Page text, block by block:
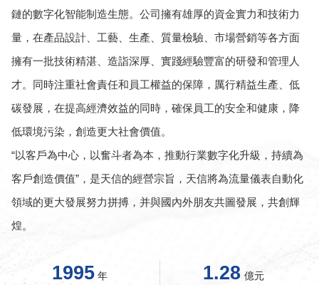
鏈的數字化智能制造生態。公司擁有雄厚的資金實力和技術力
量，在產品設計、工藝、生產、質量檢驗、市場營銷等各方面
擁有一批技術精湛、造詣深厚、實踐經驗豐富的研發和管理人
才。同時注重社會責任和員工權益的保障，厲行精益生產、低
碳發展，在提高經濟效益的同時，確保員工的安全和健康，降
低環境污染，創造更大社會價值。
“以客戶為中心，以奮斗者為本，推動行業數字化升級，持續為
客戶創造價值”，是天信的經營宗旨，天信將為流量儀表自動化
領域的更大發展努力拼搏，并與國內外朋友共圖發展，共創輝
煌。
1995 年
1.28 億元